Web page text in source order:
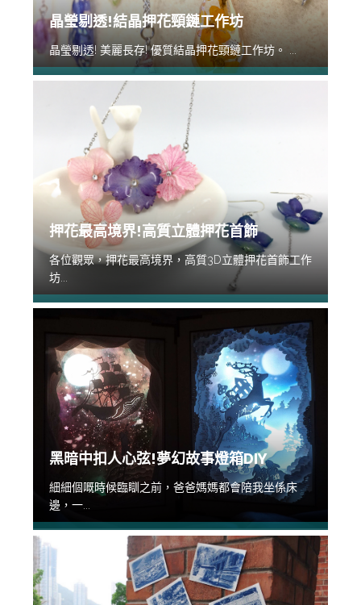
晶瑩剔透!結晶押花頸鏈工作坊
晶瑩剔透! 美麗長存! 優質結晶押花頸鏈工作坊。 ...
押花最高境界!高質立體押花首飾
各位觀眾，押花最高境界，高質3D立體押花首飾工作
坊...
黑暗中扣人心弦!夢幻故事燈箱DIY
細細個嘅時候臨瞓之前，爸爸媽媽都會陪我坐係床
邊，一...